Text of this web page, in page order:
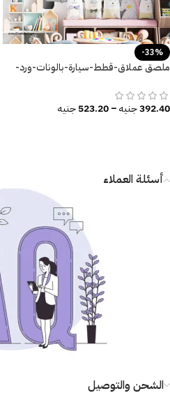
-33%
ملصق عملاق-قطط-سيارة-بالونات-ورد-
392.40جنيه–
523.20جنيه
أسئلة العملاء
الشحن والتوصيل